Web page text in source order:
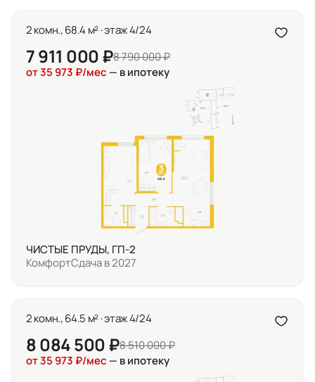
2 комн., 68.4 м² · этаж 4/24
7 911 000 ₽8 790 000 ₽
от 35 973 ₽/мес — в ипотеку
ЧИСТЫЕ ПРУДЫ, ГП-2
КомфортСдача в 2027
2 комн., 64.5 м² · этаж 4/24
8 084 500 ₽8 510 000 ₽
от 35 973 ₽/мес — в ипотеку